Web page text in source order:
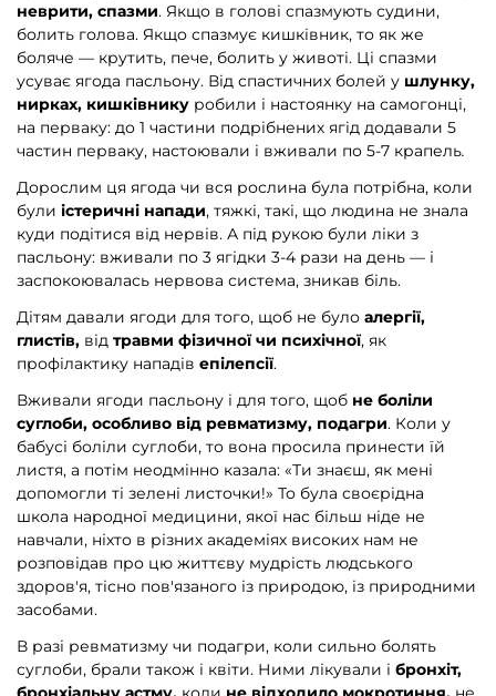
неврити, спазми. Якщо в голові спазмують судини,
болить голова. Якщо спазмує кишківник, то як же
боляче — крутить, пече, болить у животі. Ці спазми
усуває ягода пасльону. Від спастичних болей у шлунку,
нирках, кишківнику робили і настоянку на самогонці,
на перваку: до 1 частини подрібнених ягід додавали 5
частин перваку, настоювали і вживали по 5-7 крапель.
Дорослим ця ягода чи вся рослина була потрібна, коли
були істеричні напади, тяжкі, такі, що людина не знала
куди подітися від нервів. А під рукою були ліки з
пасльону: вживали по 3 ягідки 3-4 рази на день — і
заспокоювалась нервова система, зникав біль.
Дітям давали ягоди для того, щоб не було алергії,
глистів, від травми фізичної чи психічної, як
профілактику нападів епілепсії.
Вживали ягоди пасльону і для того, щоб не боліли
суглоби, особливо від ревматизму, подагри. Коли у
бабусі боліли суглоби, то вона просила принести їй
листя, а потім неодмінно казала: «Ти знаєш, як мені
допомогли ті зелені листочки!» То була своєрідна
школа народної медицини, якої нас більш ніде не
навчали, ніхто в різних академіях високих нам не
розповідав про цю життєву мудрість людського
здоров'я, тісно пов'язаного із природою, із природними
засобами.
В разі ревматизму чи подагри, коли сильно болять
суглоби, брали також і квіти. Ними лікували і бронхіт,